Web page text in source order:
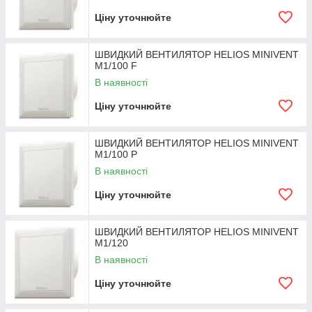
Ціну уточнюйте
ШВИДКИЙ ВЕНТИЛЯТОР HELIOS MINIVENT
M1/100 F
В наявності
Ціну уточнюйте
ШВИДКИЙ ВЕНТИЛЯТОР HELIOS MINIVENT
M1/100 P
В наявності
Ціну уточнюйте
ШВИДКИЙ ВЕНТИЛЯТОР HELIOS MINIVENT
M1/120
В наявності
Ціну уточнюйте